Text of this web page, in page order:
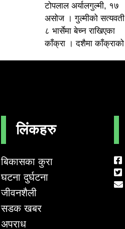
टोपलाल अर्यालगुल्मी, १७
असोज । गुल्मीको सत्यवती
८ भार्सेमा बेच्न राखिएका
काँक्रा । दशैमा काँक्राको
लिंकहरु
बिकासका कुरा
घटना दुर्घटना
जीवनशैली
सडक खबर
अपराध